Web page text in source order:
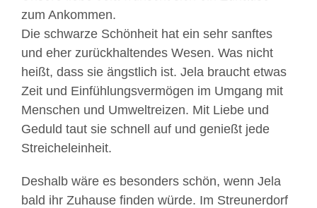
zum Ankommen.
Die schwarze Schönheit hat ein sehr sanftes
und eher zurückhaltendes Wesen. Was nicht
heißt, dass sie ängstlich ist. Jela braucht etwas
Zeit und Einfühlungsvermögen im Umgang mit
Menschen und Umweltreizen. Mit Liebe und
Geduld taut sie schnell auf und genießt jede
Streicheleinheit.
Deshalb wäre es besonders schön, wenn Jela
bald ihr Zuhause finden würde. Im Streunerdorf